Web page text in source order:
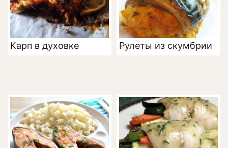
Карп в духовке Рулеты из скумбрии